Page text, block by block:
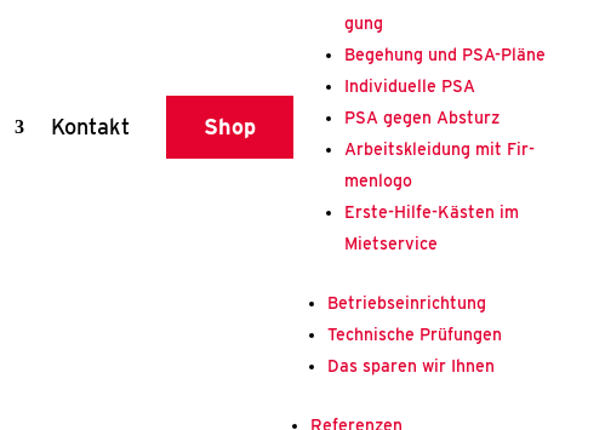
Kon­takt Shop
gung
Bege­hung und PSA-Plä­­ne
Indi­vi­du­el­le PSA
PSA gegen Absturz
Arbeits­klei­dung mit Fir­
men­lo­go
Ers­­te-Hil­­fe-Käs­­ten im
Miet­ser­vice
Betriebs­ein­rich­tung
Tech­ni­sche Prü­fun­gen
Das spa­ren wir Ihnen
Refe­ren­zen